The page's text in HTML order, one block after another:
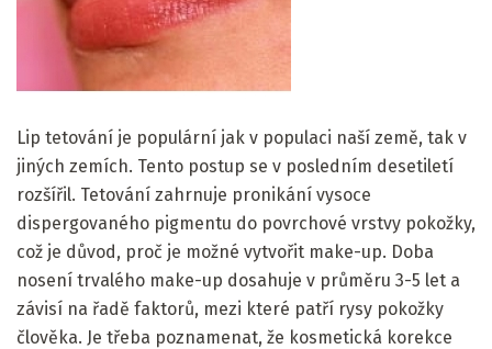
Lip tetování je populární jak v populaci naší země, tak v
jiných zemích. Tento postup se v posledním desetiletí
rozšířil. Tetování zahrnuje pronikání vysoce
dispergovaného pigmentu do povrchové vrstvy pokožky,
což je důvod, proč je možné vytvořit make-up. Doba
nosení trvalého make-up dosahuje v průměru 3-5 let a
závisí na řadě faktorů, mezi které patří rysy pokožky
člověka. Je třeba poznamenat, že kosmetická korekce